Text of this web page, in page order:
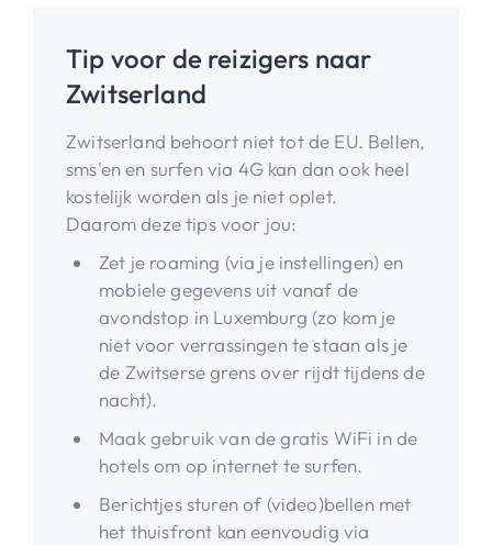
Tip voor de reizigers naar
Zwitserland
Zwitserland behoort niet tot de EU. Bellen,
sms'en en surfen via 4G kan dan ook heel
kostelijk worden als je niet oplet.
Daarom deze tips voor jou:
Zet je roaming (via je instellingen) en
mobiele gegevens uit vanaf de
avondstop in Luxemburg (zo kom je
niet voor verrassingen te staan als je
de Zwitserse grens over rijdt tijdens de
nacht).
Maak gebruik van de gratis WiFi in de
hotels om op internet te surfen.
Berichtjes sturen of (video)bellen met
het thuisfront kan eenvoudig via